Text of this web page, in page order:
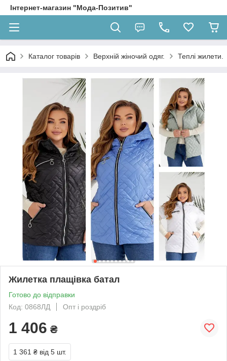
Інтернет-магазин "Мода-Позитив"
Каталог товарів Верхній жіночий одяг. Теплі жилети.
Жилетка плащівка батал
Готово до відправки
Код: 0868ЛД
Опт і роздріб
1 406 ₴
1 361 ₴ від 5 шт.